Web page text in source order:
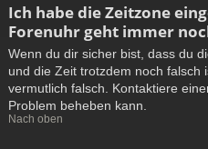
Ich habe die Zeitzone
Forenuhr geht immer
Wenn du dir sicher bist, dass du
und die Zeit trotzdem noch falsch
vermutlich falsch. Kontaktiere
Problem beheben kann.
Nach oben